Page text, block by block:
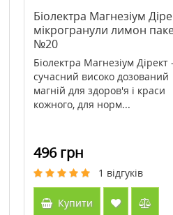
Купити
Біолектра Магнезіум
мікрогранули лимон
№20
Біолектра Магнезіум Дірект -
сучасний високо дозований
магній для здоров'я і краси
кожного, для норм...
496 грн
1 відгуків
Купити